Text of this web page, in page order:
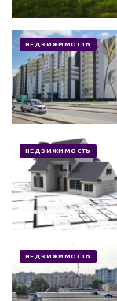
НЕДВИЖИМОСТЬ
НЕДВИЖИМОСТЬ
НЕДВИЖИМОСТЬ